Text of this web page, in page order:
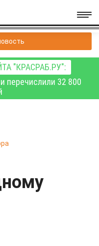
"КРАСРАБ.РУ":
перечислили 32 800